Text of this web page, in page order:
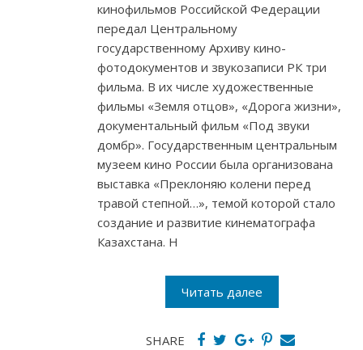
кинофильмов Российской Федерации
передал Центральному
государственному Архиву кино-
фотодокументов и звукозаписи РК три
фильма. В их числе художественные
фильмы «Земля отцов», «Дорога жизни»,
документальный фильм «Под звуки
домбр». Государственным центральным
музеем кино России была организована
выставка «Преклоняю колени перед
травой степной…», темой которой стало
создание и развитие кинематографа
Казахстана. Н
Читать далее
SHARE